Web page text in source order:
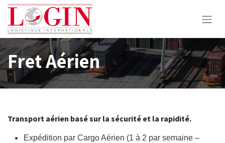
Fret Aérien
Transport aérien basé sur la sécurité et la rapidité.
Expédition par Cargo Aérien (1 à 2 par semaine –